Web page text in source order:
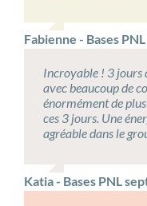
Fabienne - Bases
Incroyable ! 3 jours
avec beaucoup de
énormément de
ces 3 jours. Une
agréable dans le
Katia - Bases PNL